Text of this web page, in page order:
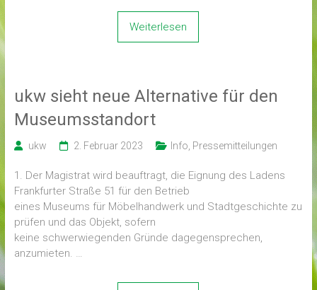
Weiterlesen
ukw sieht neue Alternative für den
Museumsstandort
ukw 2. Februar 2023 Info Pressemitteilungen
1. Der Magistrat wird beauftragt, die Eignung des Ladens
Frankfurter Straße 51 für den Betrieb
eines Museums für Möbelhandwerk und Stadtgeschichte zu
prüfen und das Objekt, sofern
keine schwerwiegenden Gründe dagegensprechen,
anzumieten. …